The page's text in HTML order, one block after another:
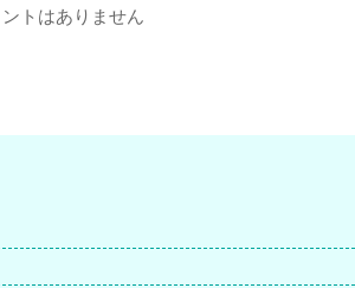
トはありません